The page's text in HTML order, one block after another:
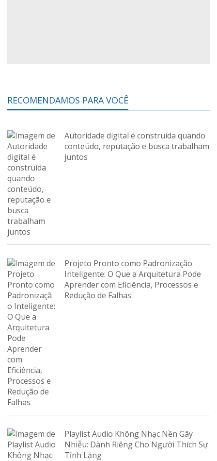
RECOMENDAMOS PARA VOCÊ
Autoridade digital é construída quando
conteúdo, reputação e busca trabalham
juntos
Projeto Pronto como Padronização
Inteligente: O Que a Arquitetura Pode
Aprender com Eficiência, Processos e
Redução de Falhas
Playlist Audio Không Nhạc Nền Gây
Nhiễu: Dành Riêng Cho Người Thích Sự
Tĩnh Lặng